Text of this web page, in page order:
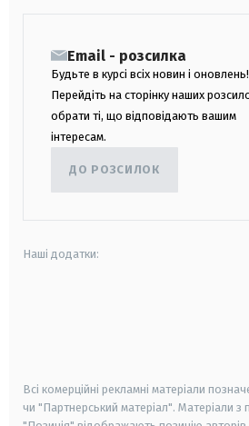
Email - розсилка
Будьте в курсі всіх новин і оновлень!
Перейдіть на сторінку наших
обрати ті, що відповідають вашим
інтересам.
ДО РОЗСИЛОК
Наші додатки:
Всі комерційні рекламні матеріали
чи "Партнерський матеріал". Матеріали з